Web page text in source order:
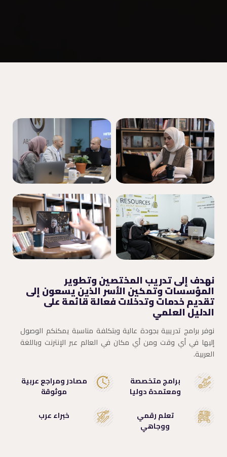
نهدف إلى تدريب المختصين وتطوير
المؤسسات وتمكين الأسر الذين يسعون إلى
تقديم خدمات وتدخلات فعالة قائمة على
الدليل العلمي
نوفر برامج تدريبية بجودة عالية وبتكلفة مناسبة يمكنكم الوصول
إليها في أي وقت ومن أي مكان في العالم عبر الإنترنت وباللغة
العربية.
برامج متخصصة
ومعتمدة دوليا
مصادر ومراجع عربية
موثوقة
تعلم رقمي
ووجاهي
خبراء عرب